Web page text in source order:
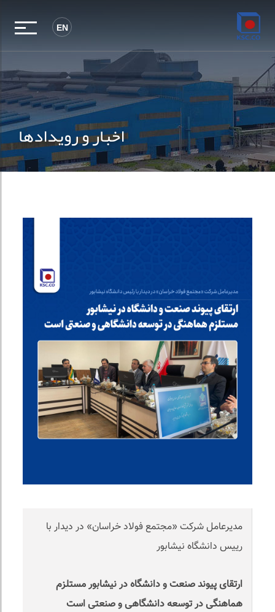
EN
اخبار و رویدادها
مدیرعامل شرکت «مجتمع فولاد خراسان» در دیدار با
رییس دانشگاه نیشابور
ارتقای پیوند صنعت و دانشگاه در نیشابور مستلزم
هماهنگی در توسعه دانشگاهی و صنعتی است